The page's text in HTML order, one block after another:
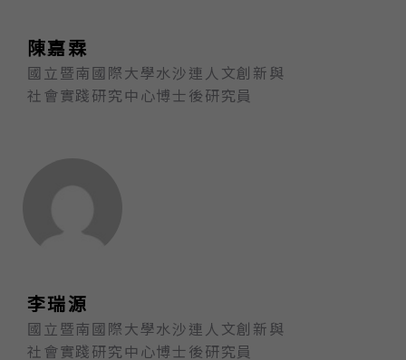
陳嘉霖
國立暨南國際大學水沙連人文創新與
社會實踐研究中心博士後研究員
李瑞源
國立暨南國際大學水沙連人文創新與
社會實踐研究中心博士後研究員